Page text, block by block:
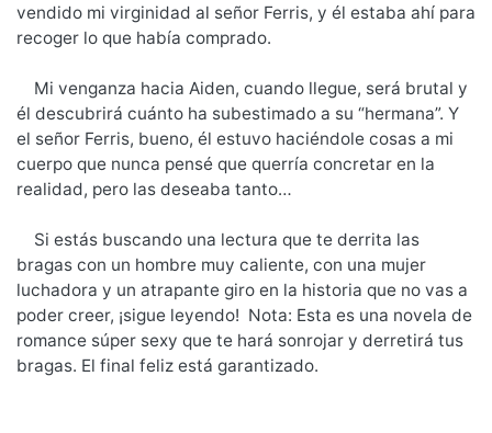
vendido mi virginidad al señor Ferris, y él estaba ahí para
recoger lo que había comprado.
Mi venganza hacia Aiden, cuando llegue, será brutal y
él descubrirá cuánto ha subestimado a su “hermana”. Y
el señor Ferris, bueno, él estuvo haciéndole cosas a mi
cuerpo que nunca pensé que querría concretar en la
realidad, pero las deseaba tanto…
Si estás buscando una lectura que te derrita las
bragas con un hombre muy caliente, con una mujer
luchadora y un atrapante giro en la historia que no vas a
poder creer, ¡sigue leyendo! Nota: Esta es una novela de
romance súper sexy que te hará sonrojar y derretirá tus
bragas. El final feliz está garantizado.